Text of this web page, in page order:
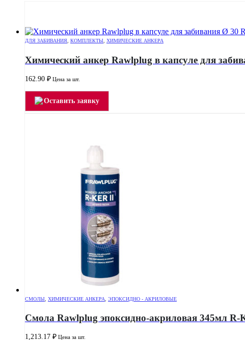
ДЛЯ ЗАБИВАНИЯ, КОМПЛЕКТЫ, ХИМИЧЕСКИЕ АНКЕРА
Химический анкер Rawlplug в капсуле для
162.90 ₽ Цена за шт.
Оставить заявку
СМОЛЫ ХИМИЧЕСКИЕ АНКЕРА ЭПОКСИДНО - АКРИЛОВЫЕ
Смола Rawlplug эпоксидно-акриловая 345мл R-
1,213.17 ₽ Цена за шт.